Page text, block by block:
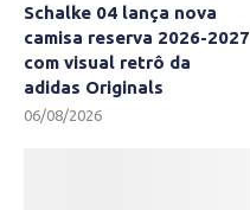
Schalke 04 lança nova
camisa reserva 2026-2027
com visual retrô da
adidas Originals
06/08/2026